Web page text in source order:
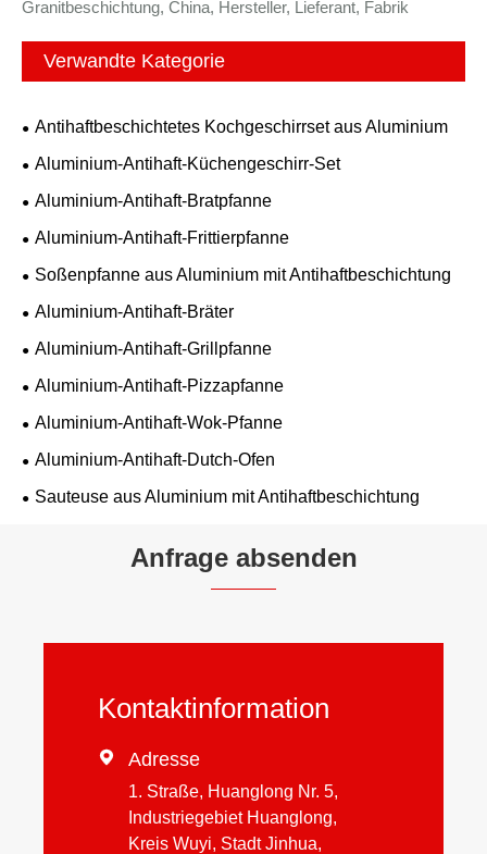
Granitbeschichtung, China, Hersteller, Lieferant, Fabrik
Verwandte Kategorie
Antihaftbeschichtetes Kochgeschirrset aus Aluminium
Aluminium-Antihaft-Küchengeschirr-Set
Aluminium-Antihaft-Bratpfanne
Aluminium-Antihaft-Frittierpfanne
Soßenpfanne aus Aluminium mit Antihaftbeschichtung
Aluminium-Antihaft-Bräter
Aluminium-Antihaft-Grillpfanne
Aluminium-Antihaft-Pizzapfanne
Aluminium-Antihaft-Wok-Pfanne
Aluminium-Antihaft-Dutch-Ofen
Sauteuse aus Aluminium mit Antihaftbeschichtung
Anfrage absenden
Kontaktinformation
 Adresse
1. Straße, Huanglong Nr. 5,
Industriegebiet Huanglong,
Kreis Wuyi, Stadt Jinhua,